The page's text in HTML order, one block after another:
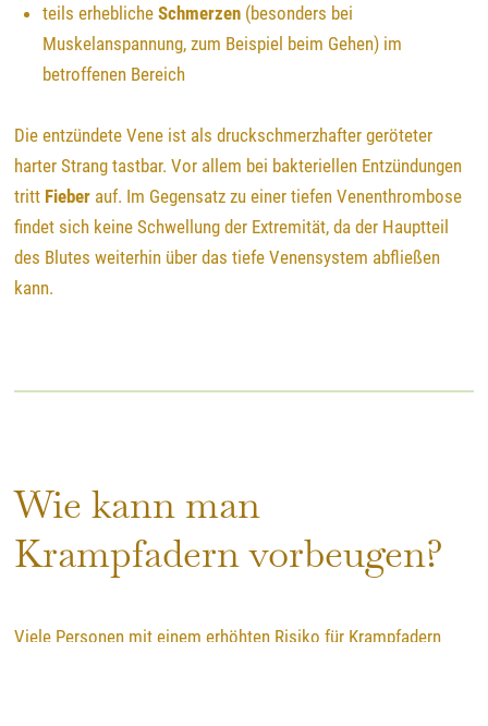
teils erhebliche Schmerzen (besonders bei
Muskelanspannung, zum Beispiel beim Gehen) im
betroffenen Bereich
Die entzündete Vene ist als druckschmerzhafter geröteter
harter Strang tastbar. Vor allem bei bakteriellen Entzündungen
tritt Fieber auf. Im Gegensatz zu einer tiefen Venenthrombose
findet sich keine Schwellung der Extremität, da der Hauptteil
des Blutes weiterhin über das tiefe Venensystem abfließen
kann.
Wie kann man
Krampfadern vorbeugen?
Viele Personen mit einem erhöhten Risiko für Krampfadern